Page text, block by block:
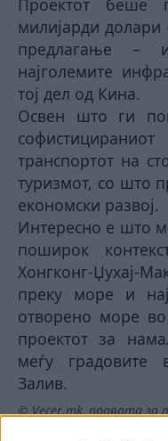
милијарди
предлагање –
најголемите
тој дел од Кина.
Освен што ги
транспортот на
туризмот, со што
економски развој.
Интересно е што
поширок
Хонгконг-Џухај-
преку море и
отворено море
проектот за
меѓу градовите
Залив.
© Vecer.mk, правата за